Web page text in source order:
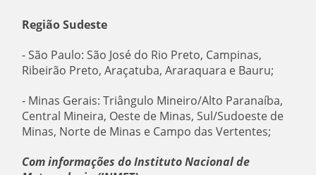
Região Sudeste
- São Paulo: São José do Rio Preto, Campinas,
Ribeirão Preto, Araçatuba, Araraquara e Bauru;
- Minas Gerais: Triângulo Mineiro/Alto Paranaíba,
Central Mineira, Oeste de Minas, Sul/Sudoeste de
Minas, Norte de Minas e Campo das Vertentes;
Com informações do Instituto Nacional de